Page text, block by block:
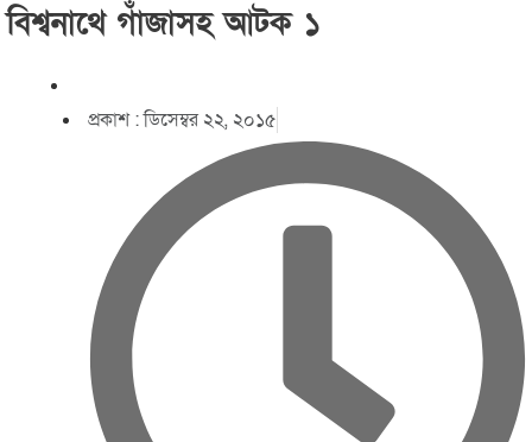
বিশ্বনাথে গাঁজাসহ আটক ১
প্রকাশ :ডিসেম্বর ২২, ২০১৫